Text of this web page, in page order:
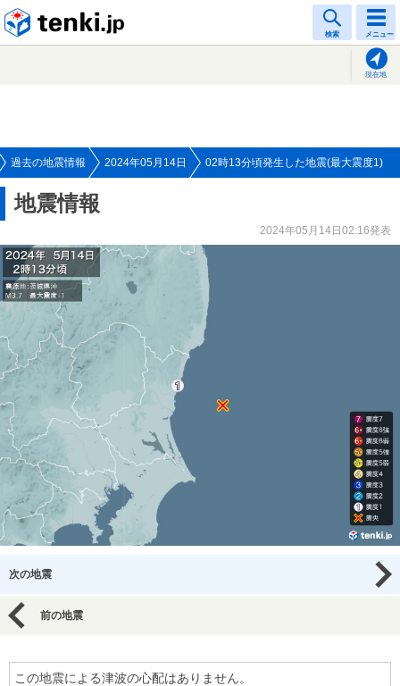
検索 メニュー
現在地
過去の地震情報 2024年05月14日 02時13分頃発生した地震(最大震度1)
地震情報
2024年05月14日02:16発表
次の地震
前の地震
この地震による津波の心配はありません。